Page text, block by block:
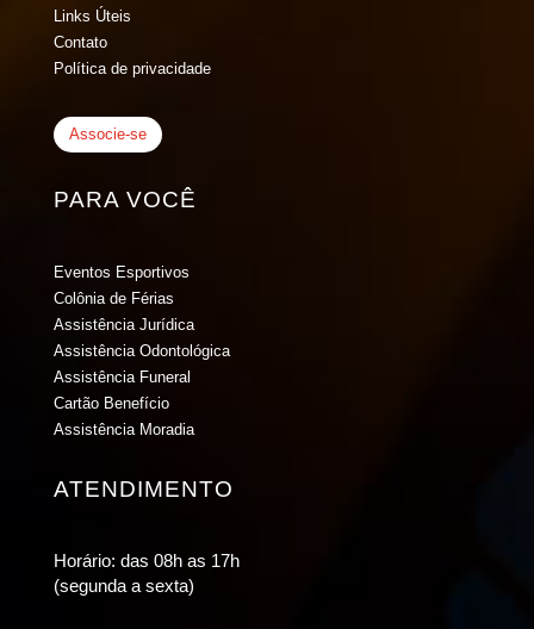
Links Úteis
Contato
Política de privacidade
Associe-se
PARA VOCÊ
Eventos Esportivos
Colônia de Férias
Assistência Jurídica
Assistência Odontológica
Assistência Funeral
Cartão Benefício
Assistência Moradia
ATENDIMENTO
Horário: das 08h as 17h
(segunda a sexta)